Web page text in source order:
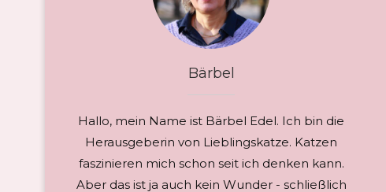
Bärbel
Hallo, mein Name ist Bärbel Edel. Ich bin die
Herausgeberin von Lieblingskatze. Katzen
faszinieren mich schon seit ich denken kann.
Aber das ist ja auch kein Wunder - schließlich